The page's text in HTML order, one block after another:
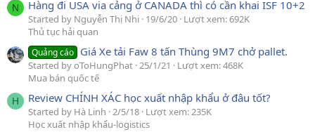
N Hàng đi USA via cảng ở CANADA thì có cần khai ISF 10+2
Started by Nguyễn Thị Nhi 19/6/20 Lượt xem: 692K
Thủ tục hải quan
Quảng cáo Giá Xe tải Faw 8 tấn Thùng 9M7 chở pallet.
Started by oToHungPhat 25/1/21
Lượt xem: 468K
Mua bán quốc tế
H Review CHÍNH XÁC học xuất nhập khẩu ở đâu tốt?
Started by Hà Linh 2/5/18 Lượt xem: 235K
Học xuất nhập khẩu-logistics